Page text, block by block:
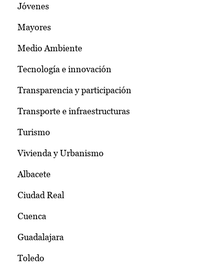
Jóvenes
Mayores
Medio Ambiente
Tecnología e innovación
Transparencia y participación
Transporte e infraestructuras
Turismo
Vivienda y Urbanismo
Albacete
Ciudad Real
Cuenca
Guadalajara
Toledo